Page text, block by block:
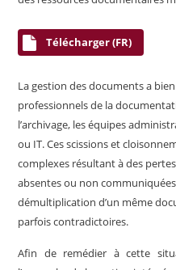
Télécharger (FR)
La gestion des documents a
professionnels de la
l’archivage, les équipes
ou IT. Ces scissions et
complexes résultant à des
absentes ou non
démultiplication d’un même
parfois contradictoires.
Afin de remédier à cette